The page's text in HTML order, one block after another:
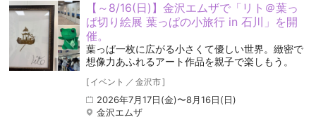
【～8/16(日)】金沢エムザで「リト＠葉っ
ぱ切り絵展 葉っぱの小旅行 in 石川」を開
催。
葉っぱ一枚に広がる小さくて優しい世界。緻密で
想像力あふれるアート作品を親子で楽しもう。
[ イベント ／ 金沢市]
2026年7月17日(金)〜8月16日(日)
金沢エムザ